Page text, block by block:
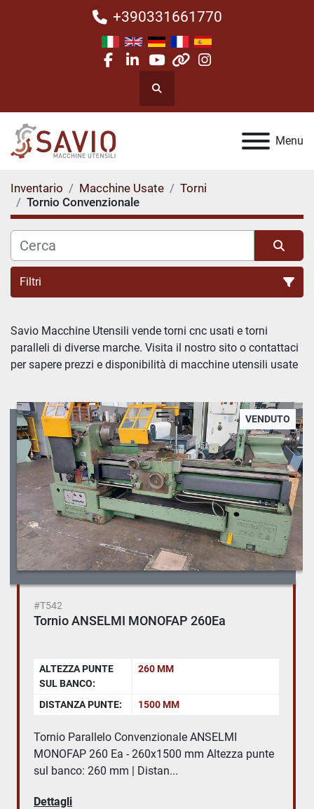
+390331661770
facebook
linkedin
youtube
otherinstagram
Cerca
Menu
Inventario Macchine Usate
Torni
Tornio Convenzionale
Filtri
Tornio Convenzionale (18)
Ordina per
Savio Macchine Utensili vende torni cnc usati e torni
paralleli di diverse marche. Visita il nostro sito o contattaci
per sapere prezzi e disponibilità di macchine utensili usate
VENDUTO
#T542
Tornio ANSELMI MONOFAP 260Ea
ALTEZZA PUNTE
SUL BANCO:
260 MM
DISTANZA PUNTE: 1500 MM
Tornio Parallelo Convenzionale ANSELMI
MONOFAP 260 Ea - 260x1500 mm Altezza punte
sul banco: 260 mm | Distan...
Dettagli